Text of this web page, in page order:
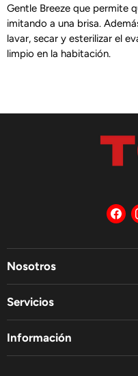
Gentle Breeze que permite
imitando a una brisa.
lavar, secar y esterilizar el
limpio en la habitación.
en
Nosotros
Servicios
Información